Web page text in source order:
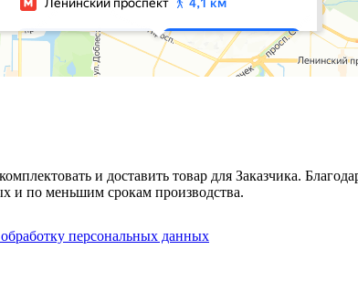
и доставить товар для Заказчика.
и по меньшим срокам производства.
персональных данных